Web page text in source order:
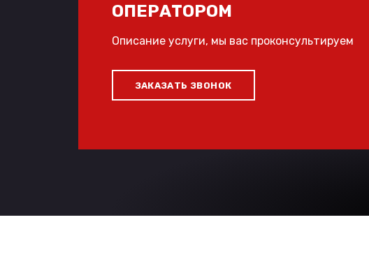
ОПЕРАТОРОМ
Описание услуги, мы вас проконсультируем
ЗАКАЗАТЬ ЗВОНОК